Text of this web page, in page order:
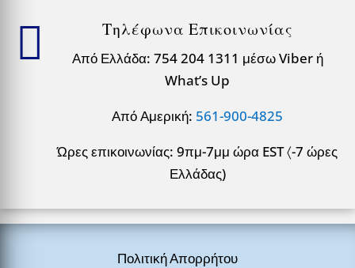
 Τηλέφωνα Επικοινωνίας
Από Ελλάδα: 754 204 1311 μέσω Viber ή
What’s Up
Από Αμερική: 561-900-4825
Ώρες επικοινωνίας: 9πμ-7μμ ώρα EST 〈-7 ώρες
Ελλάδας)
Πολιτική Απορρήτου